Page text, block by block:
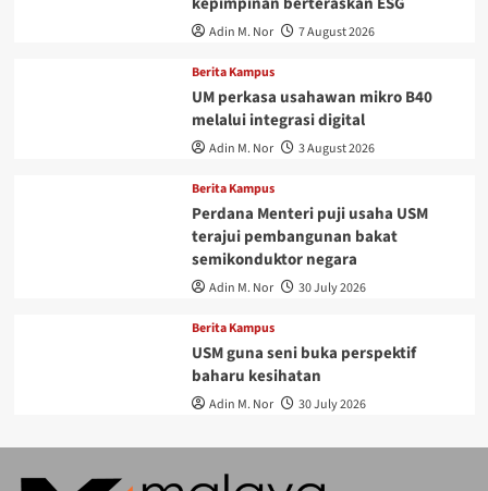
Adin M. Nor 7 August 2026
Berita Kampus
UM perkasa usahawan mikro B40
melalui integrasi digital
Adin M. Nor 3 August 2026
Berita Kampus
Perdana Menteri puji usaha USM
terajui pembangunan bakat
semikonduktor negara
Adin M. Nor 30 July 2026
Berita Kampus
USM guna seni buka perspektif
baharu kesihatan
Adin M. Nor 30 July 2026